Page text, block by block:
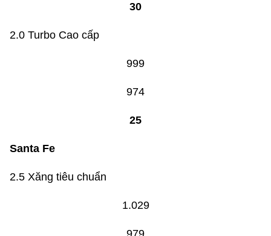
30
2.0 Turbo Cao cấp
999
974
25
Santa Fe
2.5 Xăng tiêu chuẩn
1.029